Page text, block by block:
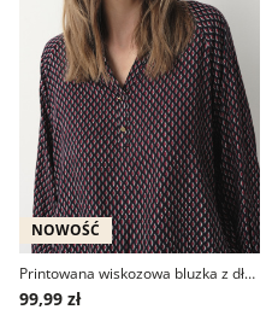
NOWOŚĆ
Printowana wiskozowa bluzka z długim rękawem
99,99 zł